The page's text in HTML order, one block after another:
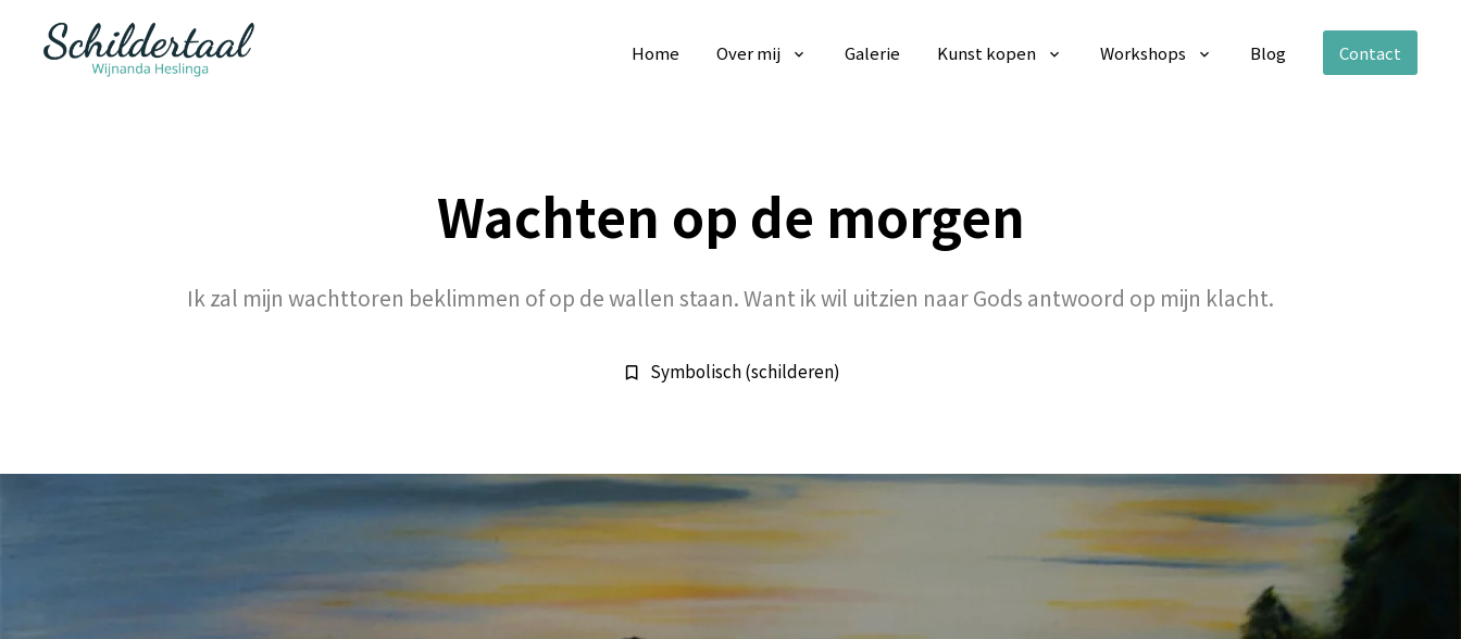
Home Over mij Galerie Kunst kopen Workshops Blog Contact
Wachten op de morgen
Ik zal mijn wachttoren beklimmen of op de wallen staan. Want ik wil uitzien naar Gods antwoord op mijn klacht.
bookmark_border Symbolisch (schilderen)